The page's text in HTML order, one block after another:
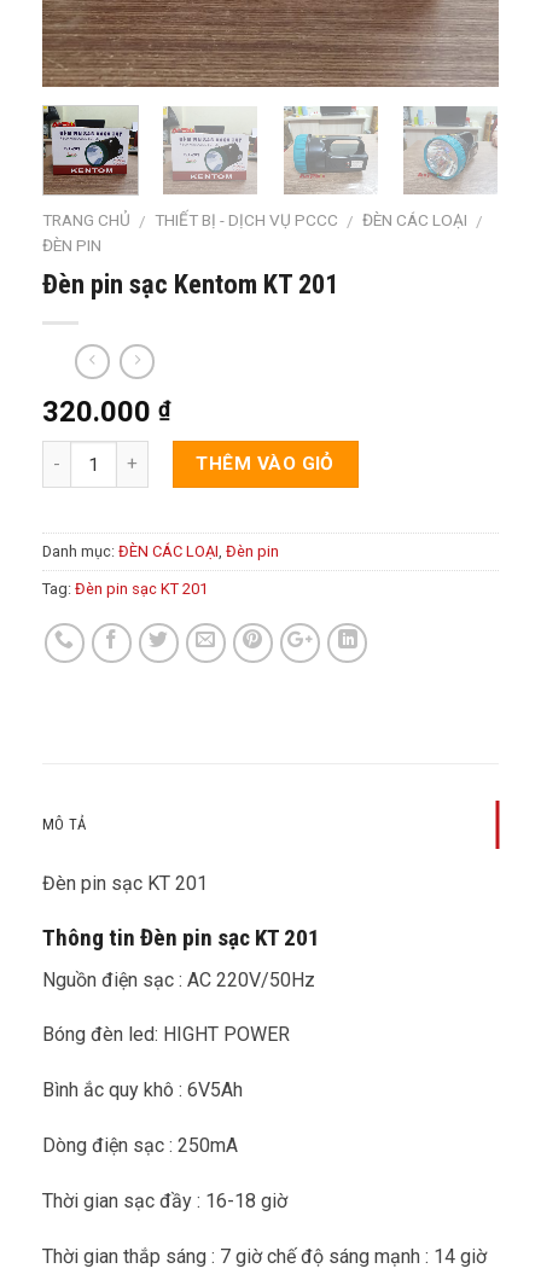
TRANG CHỦ / THIẾT BỊ - DỊCH VỤ PCCC / ĐÈN CÁC LOẠI /
ĐÈN PIN
Đèn pin sạc Kentom KT 201
320.000 ₫
THÊM VÀO GIỎ
Danh mục: ĐÈN CÁC LOẠI, Đèn pin
Tag: Đèn pin sạc KT 201
MÔ TẢ
Đèn pin sạc KT 201
Thông tin Đèn pin sạc KT 201
Nguồn điện sạc : AC 220V/50Hz
Bóng đèn led: HIGHT POWER
Bình ắc quy khô : 6V5Ah
Dòng điện sạc : 250mA
Thời gian sạc đầy : 16-18 giờ
Thời gian thắp sáng : 7 giờ chế độ sáng mạnh : 14 giờ